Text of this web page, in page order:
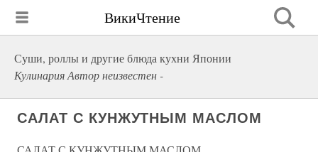
ВикиЧтение
Суши, роллы и другие блюда кухни Японии
Кулинария Автор неизвестен -
САЛАТ С КУНЖУТНЫМ МАСЛОМ